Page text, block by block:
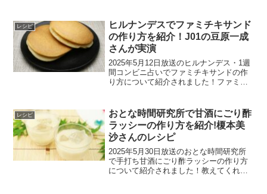
カレーサラダのレシピマッシュかぼちゃ
のカレーサラダの...
レシピ
ヒルナンデスでファミチキサンド
の作り方を紹介！J01の豆原一成
さんが実演
2025年5月12日放送のヒルナンデス・1週
間コンビニ占いでファミチキサンドの作
り方について紹介されました！ファミリ
題のレシピです。ふたご座のJ01・豆原一
成さ...
レシピ
おとな時間研究所で甘酒にごり酢
ラッシーの作り方を紹介!榎本美
沙さんのレシピ
2025年5月30日放送のおとな時間研究所
で手打ち甘酒にごり酢ラッシーの作り方
について紹介されました！教えてくれた